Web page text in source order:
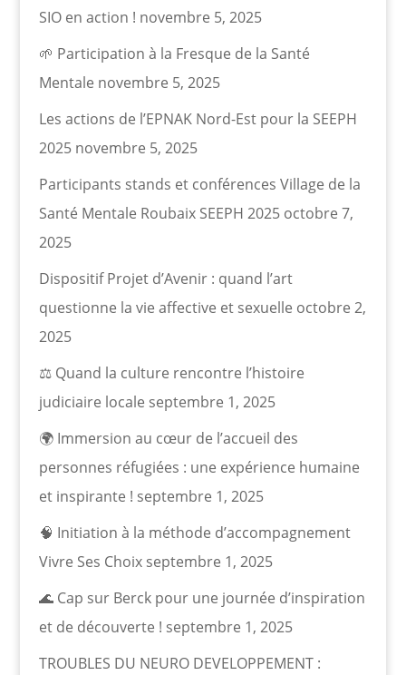
SIO en action ! novembre 5, 2025
🌱 Participation à la Fresque de la Santé
Mentale novembre 5, 2025
Les actions de l’EPNAK Nord-Est pour la SEEPH
2025 novembre 5, 2025
Participants stands et conférences Village de la
Santé Mentale Roubaix SEEPH 2025 octobre 7,
2025
Dispositif Projet d’Avenir : quand l’art
questionne la vie affective et sexuelle octobre 2,
2025
⚖️ Quand la culture rencontre l’histoire
judiciaire locale septembre 1, 2025
🌍 Immersion au cœur de l’accueil des
personnes réfugiées : une expérience humaine
et inspirante ! septembre 1, 2025
🧠 Initiation à la méthode d’accompagnement
Vivre Ses Choix septembre 1, 2025
🌊 Cap sur Berck pour une journée d’inspiration
et de découverte ! septembre 1, 2025
TROUBLES DU NEURO DEVELOPPEMENT :